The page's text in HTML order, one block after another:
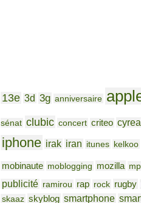
13e 3d 3g anniversaire
sénat clubic concert criteo
iphone irak iran itunes kelkoo
mobinaute moblogging mozilla
publicité ramirou rap rock rugby
skaaz skyblog smartphone